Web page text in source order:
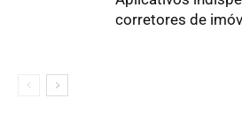
corretores de